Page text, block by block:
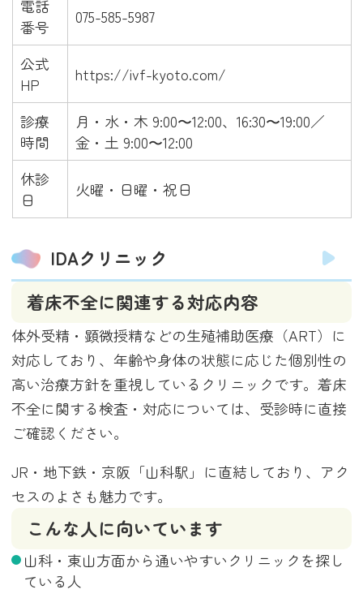
電話
番号
075-585-5987
公式
HP
https://ivf-kyoto.com/
診療
時間
月・水・木 9:00〜12:00、16:30〜19:00／
金・土 9:00〜12:00
休診
日
火曜・日曜・祝日
IDAクリニック
着床不全に関連する対応内容
体外受精・顕微授精などの生殖補助医療（ART）に
対応しており、年齢や身体の状態に応じた個別性の
高い治療方針を重視しているクリニックです。着床
不全に関する検査・対応については、受診時に直接
ご確認ください。
JR・地下鉄・京阪「山科駅」に直結しており、アク
セスのよさも魅力です。
こんな人に向いています
山科・東山方面から通いやすいクリニックを探し
ている人